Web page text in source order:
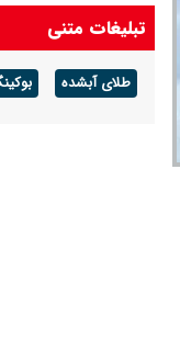
داوطلبان کنکور
جعلی است
تکلیف خودروهای
تبلیغات متنی
طلای آبشده